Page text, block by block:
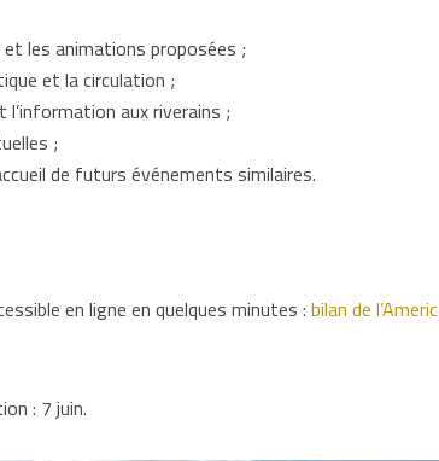
et les animations proposées ;
et la circulation ;
aux riverains ;
;
de futurs événements similaires.
en ligne en quelques minutes : bilan de
: 7 juin.